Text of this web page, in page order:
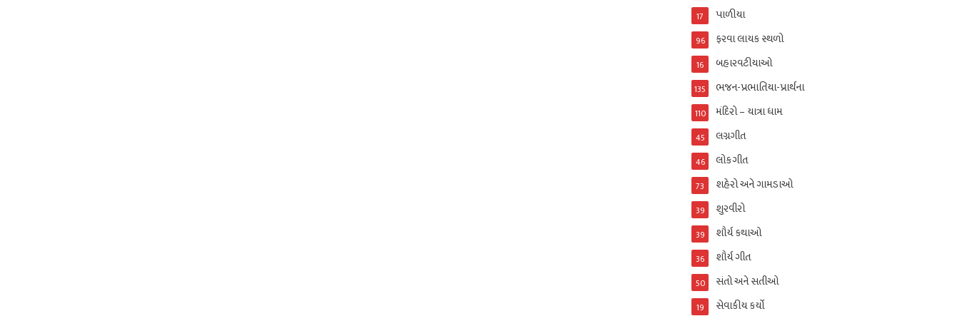
પાળીયા
17
ફરવા લાયક સ્થળો
96
બહારવટીયાઓ
16
ભજન-પ્રભાતિયા-પ્રાર્થના
135
મંદિરો – યાત્રા ધામ
110
લગ્નગીત
45
લોકગીત
46
શહેરો અને ગામડાઓ
73
શુરવીરો
39
શૌર્ય કથાઓ
39
શૌર્ય ગીત
36
સંતો અને સતીઓ
50
સેવાકીય કર્યો
19